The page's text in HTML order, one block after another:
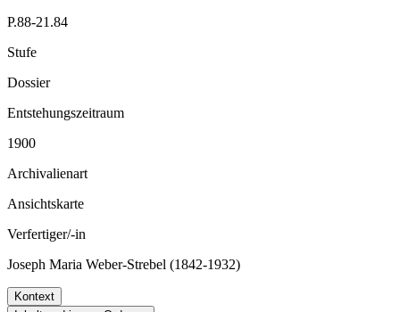
P.88-21.84
Stufe
Dossier
Entstehungszeitraum
1900
Archivalienart
Ansichtskarte
Verfertiger/-in
Joseph Maria Weber-Strebel (1842-1932)
Kontext